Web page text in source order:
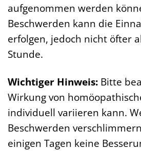
aufgenommen werden
Beschwerden kann die
erfolgen, jedoch nicht öfter
Stunde.
Wichtiger Hinweis: Bitte
Wirkung von
individuell variieren kann.
Beschwerden
einigen Tagen keine